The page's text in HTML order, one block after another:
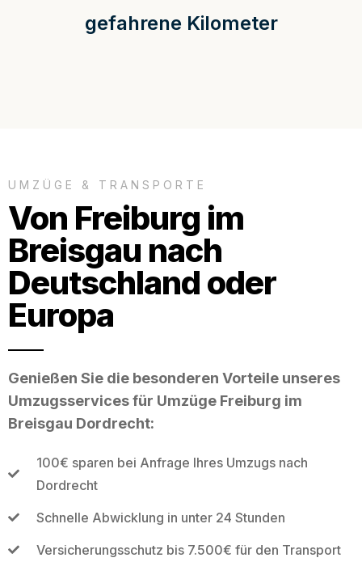
gefahrene Kilometer
UMZÜGE & TRANSPORTE
Von Freiburg im
Breisgau nach
Deutschland oder
Europa
Genießen Sie die besonderen Vorteile unseres
Umzugsservices für Umzüge Freiburg im
Breisgau Dordrecht:
100€ sparen bei Anfrage Ihres Umzugs nach
Dordrecht
Schnelle Abwicklung in unter 24 Stunden
Versicherungsschutz bis 7.500€ für den Transport